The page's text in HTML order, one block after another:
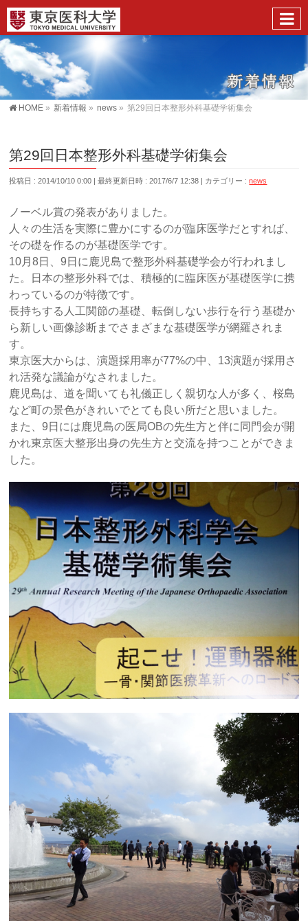
HOME » 新着情報 » news » 第29回日本整形外科基礎学術集会
第29回日本整形外科基礎学術集会
投稿日 : 2014/10/10 0:00 最終更新日時 : 2017/6/7 12:38 カテゴリー :news
ノーベル賞の発表がありました。
人々の生活を実際に豊かにするのが臨床医学だとすれば、
その礎を作るのが基礎医学です。
10月8日、9日に鹿児島で整形外科基礎学会が行われまし
た。日本の整形外科では、積極的に臨床医が基礎医学に携
わっているのが特徴です。
長持ちする人工関節の基礎、転倒しない歩行を行う基礎か
ら新しい画像診断までさまざまな基礎医学が網羅されま
す。
東京医大からは、演題採用率が77%の中、13演題が採用さ
れ活発な議論がなされました。
鹿児島は、道を聞いても礼儀正しく親切な人が多く、桜島
など町の景色がきれいでとても良い所だと思いました。
また、9日には鹿児島の医局OBの先生方と伴に同門会が開
かれ東京医大整形出身の先生方と交流を持つことができま
した。